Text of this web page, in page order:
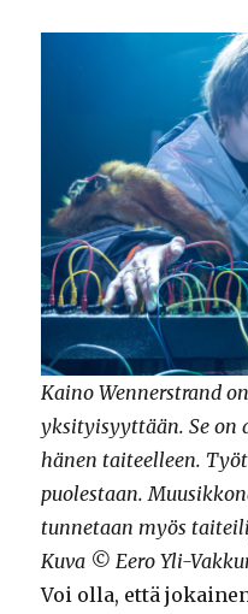
Kaino Wennerstrand
yksityisyyttään. Se on
hänen taiteelleen.
puolestaan.
tunnetaan myös
Kuva © Eero Yli-
Voi olla, että